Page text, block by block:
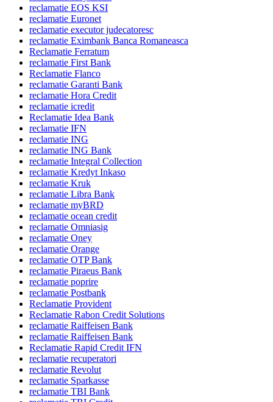
reclamatie EOS KSI
reclamatie Euronet
reclamatie executor judecatoresc
reclamatie Eximbank Banca Romaneasca
Reclamatie Ferratum
reclamatie First Bank
Reclamatie Flanco
reclamatie Garanti Bank
reclamatie Hora Credit
reclamatie icredit
Reclamatie Idea Bank
reclamatie IFN
reclamatie ING
reclamatie ING Bank
reclamatie Integral Collection
reclamatie Kredyt Inkaso
reclamatie Kruk
reclamatie Libra Bank
reclamatie myBRD
reclamatie ocean credit
reclamatie Omniasig
reclamatie Oney
reclamatie Orange
reclamatie OTP Bank
reclamatie Piraeus Bank
reclamatie poprire
reclamatie Postbank
Reclamatie Provident
Reclamatie Rabon Credit Solutions
reclamatie Raiffeisen Bank
reclamatie Raiffeisen Bank
Reclamatie Rapid Credit IFN
reclamatie recuperatori
reclamatie Revolut
reclamatie Sparkasse
reclamatie TBI Bank